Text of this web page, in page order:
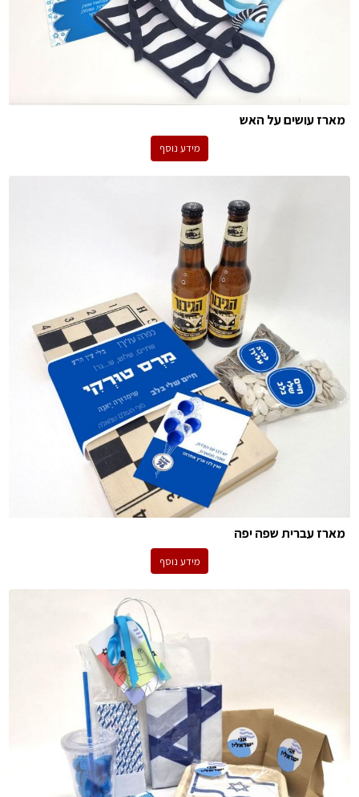
מארז עושים על האש
מידע נוסף
מארז עברית שפה יפה
מידע נוסף